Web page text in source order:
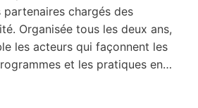
chargés des
Organisée tous les deux ans,
les acteurs qui façonnent les
et les pratiques en…